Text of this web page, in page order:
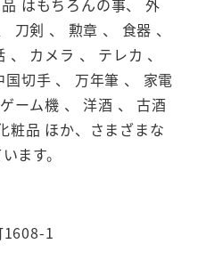
はもちろんの事、 外
刀剣 、 勲章 、 食器 、
カメラ 、 テレカ 、
切手 、 万年筆 、 家電
ーム機 、 洋酒 、 古酒
粧品 ほか、さまざまな
ます。
1608-1